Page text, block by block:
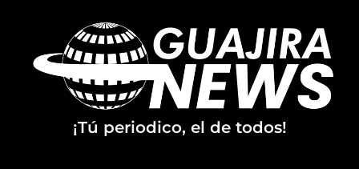
¡Tú periodico, el de todos!